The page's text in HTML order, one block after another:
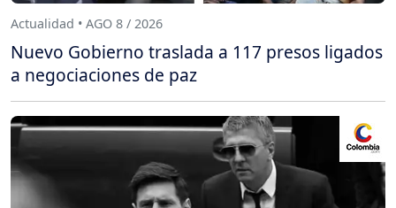
Actualidad • AGO 8 / 2026
Nuevo Gobierno traslada a 117 presos ligados
a negociaciones de paz